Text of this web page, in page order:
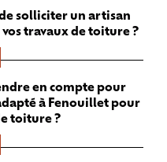
solliciter un artisan
travaux de toiture ?
en compte pour
à Fenouillet pour
toiture ?